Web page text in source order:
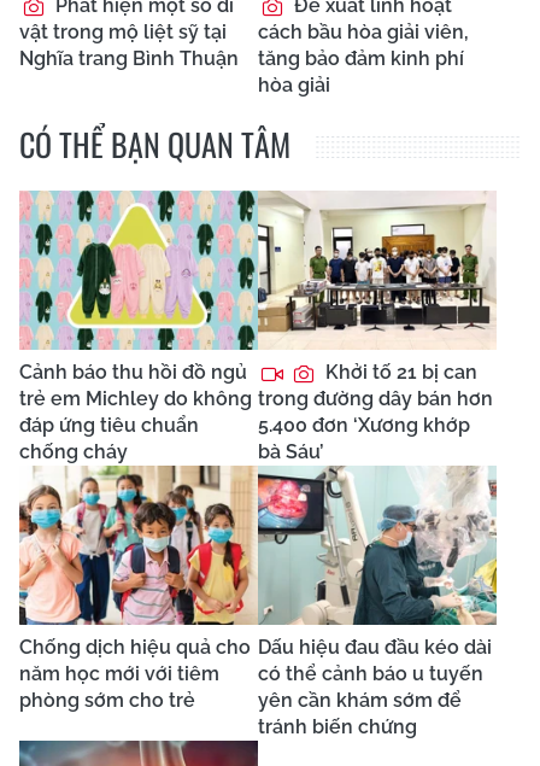
Phát hiện một số di
vật trong mộ liệt sỹ tại
Nghĩa trang Bình Thuận
Đề xuất linh hoạt
cách bầu hòa giải viên,
tăng bảo đảm kinh phí
hòa giải
CÓ THỂ BẠN QUAN TÂM
Cảnh báo thu hồi đồ ngủ
trẻ em Michley do không
đáp ứng tiêu chuẩn
chống cháy
Khởi tố 21 bị can
trong đường dây bán hơn
5.400 đơn ‘Xương khớp
bà Sáu’
Chống dịch hiệu quả cho
năm học mới với tiêm
phòng sớm cho trẻ
Dấu hiệu đau đầu kéo dài
có thể cảnh báo u tuyến
yên cần khám sớm để
tránh biến chứng